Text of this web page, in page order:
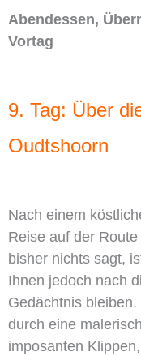
Abendessen,
Vortag
9. Tag: Über
Oudtshoorn
Nach einem
Reise auf der
bisher nichts sagt,
Ihnen jedoch nach
Gedächtnis
durch eine
imposanten